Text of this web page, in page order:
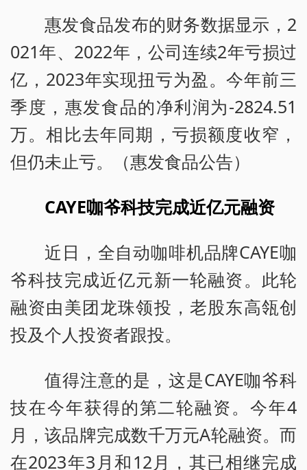
惠发食品发布的财务数据显示，2
021年、2022年，公司连续2年亏损过
亿，2023年实现扭亏为盈。今年前三
季度，惠发食品的净利润为-2824.51
万。相比去年同期，亏损额度收窄，
但仍未止亏。（惠发食品公告）
CAYE咖爷科技完成近亿元融资
近日，全自动咖啡机品牌CAYE咖
爷科技完成近亿元新一轮融资。此轮
融资由美团龙珠领投，老股东高瓴创
投及个人投资者跟投。
值得注意的是，这是CAYE咖爷科
技在今年获得的第二轮融资。今年4
月，该品牌完成数千万元A轮融资。而
在2023年3月和12月，其已相继完成